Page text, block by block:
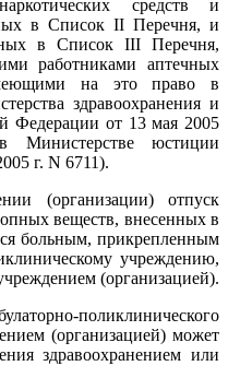
средств и
в Список II Перечня, и
в Список III Перечня,
работниками аптечных
на это право в
здравоохранения и
Федерации от 13 мая 2005
Министерстве юстиции
г. N 6711).
(организации) отпуск
веществ, внесенных в
больным, прикрепленным
учреждению,
(организацией).
поликлинического
(организацией) может
здравоохранением или